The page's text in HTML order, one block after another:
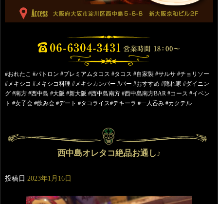
#おれたこ #パトロン #プレミアムタコス #タコス #自家製 #サルサ #チョリソー
#メキシコ #メキシコ料理 #メキシカンバー #バー #おすすめ #隠れ家 #ダイニン
グ #南方 #西中島 #大阪 #新大阪 #西中島南方 #西中島南方BAR #コース #イベン
ト #女子会 #飲み会 #デート #タコライス#テキーラ #一人呑み #カクテル
西中島オレタコ絶品お通し♪
投稿日 2023年1月16日